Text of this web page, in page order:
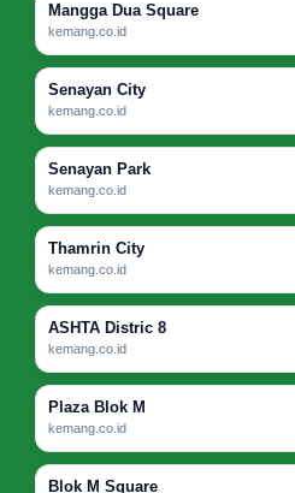
Mangga Dua Square
kemang.co.id
Senayan City
kemang.co.id
Senayan Park
kemang.co.id
Thamrin City
kemang.co.id
ASHTA Distric 8
kemang.co.id
Plaza Blok M
kemang.co.id
Blok M Square